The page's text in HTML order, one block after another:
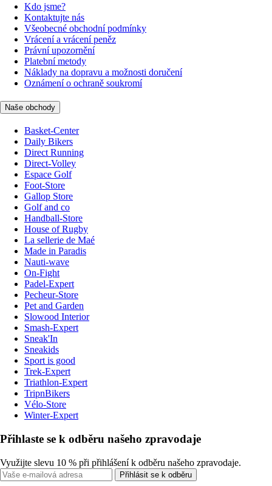
Kdo jsme?
Kontaktujte nás
Všeobecné obchodní podmínky
Vrácení a vrácení peněz
Právní upozornění
Platební metody
Náklady na dopravu a možnosti doručení
Oznámení o ochraně soukromí
Naše obchody
Basket-Center
Daily Bikers
Direct Running
Direct-Volley
Espace Golf
Foot-Store
Gallop Store
Golf and co
Handball-Store
House of Rugby
La sellerie de Maé
Made in Paradis
Nauti-wave
On-Fight
Padel-Expert
Pecheur-Store
Pet and Garden
Slowood Interior
Smash-Expert
Sneak'In
Sneakids
Sport is good
Trek-Expert
Triathlon-Expert
TripnBikers
Vélo-Store
Winter-Expert
Přihlaste se k odběru našeho zpravodaje
Využijte slevu 10 % při přihlášení k odběru našeho zpravodaje.
Přihlásit se k odběru